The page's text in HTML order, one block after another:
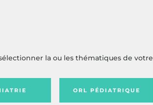
la ou les thématiques de votre
ORL PÉDIATRIQUE